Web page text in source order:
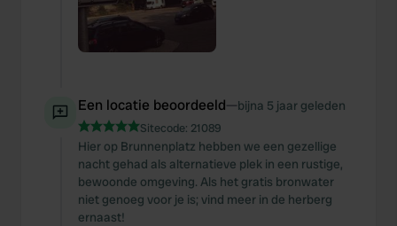
Een locatie beoordeeld—bijna 5 jaar geleden
Sitecode: 21089
Hier op Brunnenplatz hebben we een gezellige
nacht gehad als alternatieve plek in een rustige,
bewoonde omgeving. Als het gratis bronwater
niet genoeg voor je is; vind meer in de herberg
ernaast!